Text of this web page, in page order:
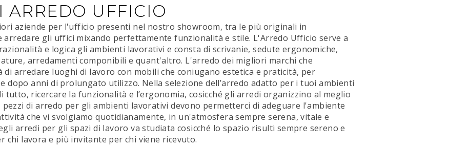
ARREDO UFFICIO
aziende per l'ufficio presenti nel nostro showroom, tra le più originali in
arredare gli uffici mixando perfettamente funzionalità e stile. L'Arredo Ufficio serve a
e logica gli ambienti lavorativi e consta di scrivanie, sedute ergonomiche,
arredamenti componibili e quant'altro. L'arredo dei migliori marchi che
arredare luoghi di lavoro con mobili che coniugano estetica e praticità, per
dopo anni di prolungato utilizzo. Nella selezione dell’arredo adatto per i tuoi ambienti
tutto, ricercare la funzionalità e l’ergonomia, cosicché gli arredi organizzino al meglio
di arredo per gli ambienti lavorativi devono permetterci di adeguare l'ambiente
che vi svolgiamo quotidianamente, in un'atmosfera sempre serena, vitale e
arredi per gli spazi di lavoro va studiata cosicché lo spazio risulti sempre sereno e
chi lavora e più invitante per chi viene ricevuto.